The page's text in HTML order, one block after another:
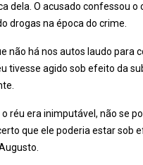
dela. O acusado confessou
drogas na época do crime.
não há nos autos laudo para
tivesse agido sob efeito da
réu era inimputável, não se
que ele poderia estar sob